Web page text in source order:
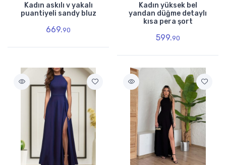
Kadın askılı v yakalı
puantiyeli sandy bluz
669.90
Kadın yüksek bel
yandan düğme detaylı
kısa pera şort
599.90